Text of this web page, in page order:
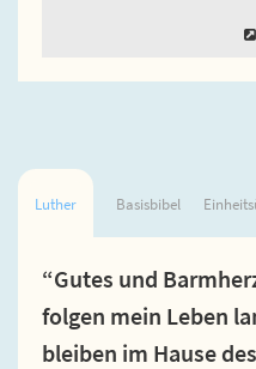
Luther Basisbibel
“Gutes und
folgen mein Leben
bleiben im Hause